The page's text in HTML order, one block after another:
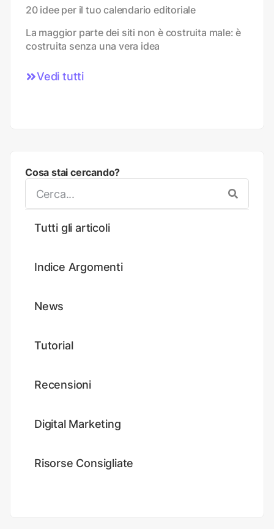
20 idee per il tuo calendario editoriale
La maggior parte dei siti non è costruita male: è
costruita senza una vera idea
Vedi tutti
Cosa stai cercando?
Tutti gli articoli
Indice Argomenti
News
Tutorial
Recensioni
Digital Marketing
Risorse Consigliate